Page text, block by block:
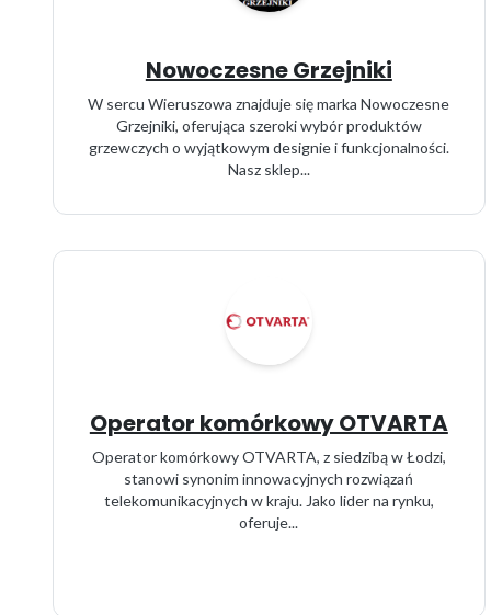
Nowoczesne Grzejniki
W sercu Wieruszowa znajduje się marka Nowoczesne
Grzejniki, oferująca szeroki wybór produktów
grzewczych o wyjątkowym designie i funkcjonalności.
Nasz sklep...
Operator komórkowy OTVARTA
Operator komórkowy OTVARTA, z siedzibą w Łodzi,
stanowi synonim innowacyjnych rozwiązań
telekomunikacyjnych w kraju. Jako lider na rynku,
oferuje...